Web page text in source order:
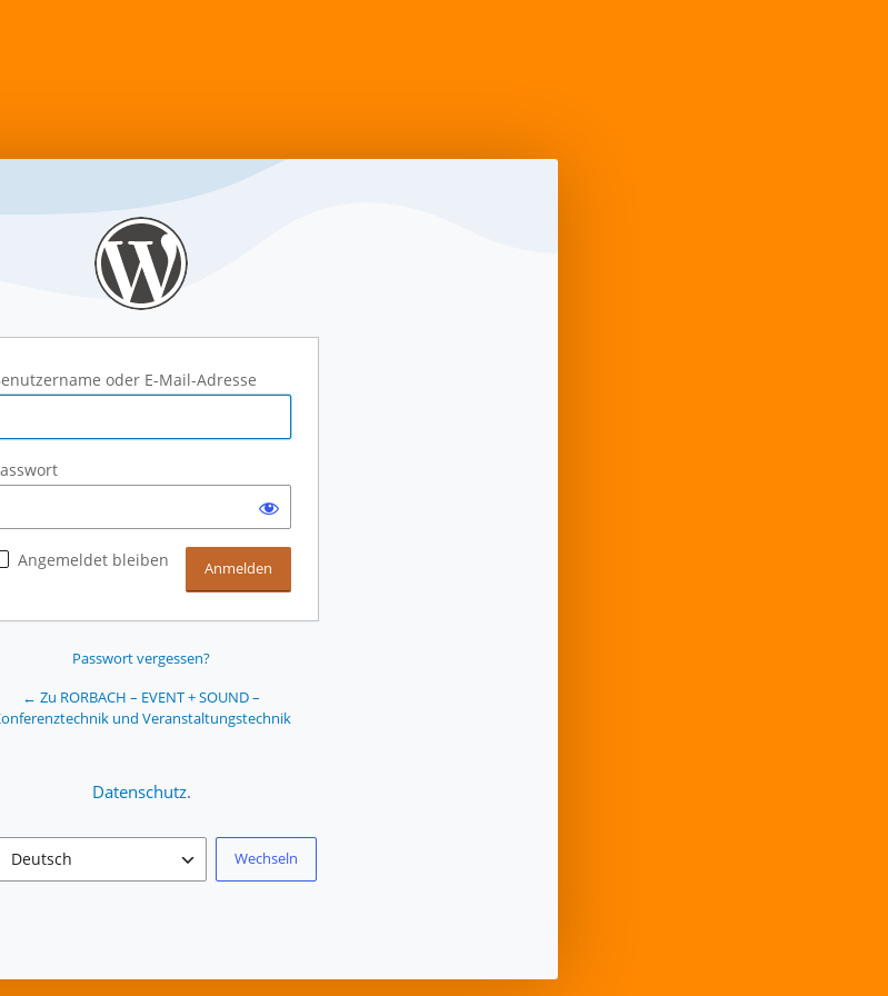
oder E-Mail-Adresse
Angemeldet bleiben
Passwort vergessen?
← Zu RORBACH – EVENT + SOUND –
und Veranstaltungstechnik
Datenschutz.